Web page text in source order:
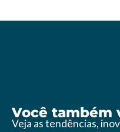
Você também
Veja as tendências,